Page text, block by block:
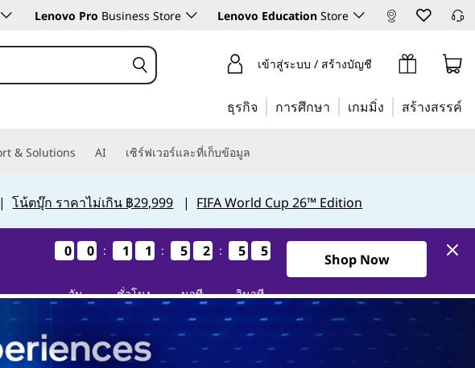
Lenovo Pro Business Store Lenovo Education Store
เข้าสู่ระบบ / สร้างบัญชี
ธุรกิจ การศึกษา เกมมิ่ง สร้างสรรค์
& Solutions AI เซิร์ฟเวอร์และที่เก็บข้อมูล
|โน้ตบุ๊ก ราคาไม่เกิน ฿29,999 | FIFA World Cup 26™ Edition
0
0
0
0 0
0
0
0
วัน
: 1
1
1
1 1
1
1
1
ชั่วโมง
: 5
5
5
5 2
2
2
2
นาที
: 5
5
5
5 4
3
4
3
วินาที
0วัน11ชั่วโมง52นาที53วินาที
Shop Now